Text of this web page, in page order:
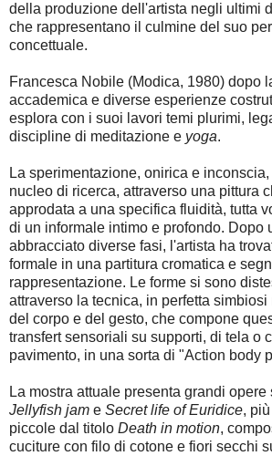
della produzione dell'artista negli ultimi
che rappresentano il culmine del suo
concettuale.
Francesca Nobile (Modica, 1980) dopo
accademica e diverse esperienze
esplora con i suoi lavori temi plurimi,
discipline di meditazione e yoga.
La sperimentazione, onirica e
nucleo di ricerca, attraverso una pittura
approdata a una specifica fluidità, tutta
di un informale intimo e profondo. Dopo
abbracciato diverse fasi, l'artista ha
formale in una partitura cromatica e
rappresentazione. Le forme si sono
attraverso la tecnica, in perfetta
del corpo e del gesto, che compone
transfert sensoriali su supporti, di tela o
pavimento, in una sorta di "Action body
La mostra attuale presenta grandi opere
Jellyfish jam e Secret life of Euridice,
piccole dal titolo Death in motion,
cuciture con filo di cotone e fiori secchi